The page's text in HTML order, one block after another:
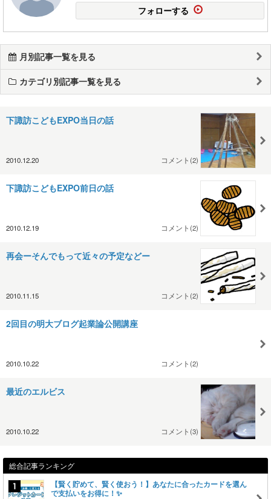
フォローする
月別記事一覧を見る
カテゴリ別記事一覧を見る
下諏訪こどもEXPO当日の話
2010.12.20 コメント(2)
下諏訪こどもEXPO前日の話
2010.12.19 コメント(2)
再会ーそんでもって近々の予定などー
2010.11.15 コメント(2)
2回目の明大ブログ起業論公開講座
2010.10.22 コメント(2)
最近のエルビス
2010.10.22 コメント(3)
総合記事ランキング
【賢く貯めて、賢く使おう！】あなたに合ったカードを選ん
で支払いをお得に！✨